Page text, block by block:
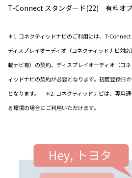
T-Connect スタンダード(22) 有料オ
＊1. コネクティッドナビのご利用には、T-Connect
ディスプレイオーディオ（コネクティッドナビ対
載ナビ有）の契約、ディスプレイオーディオ（コ
ィッドナビの契約が必要となります。初度登録日
となります。 ＊2. コネクティッドナビは、専用
る環境の場合にご利用いただけます。